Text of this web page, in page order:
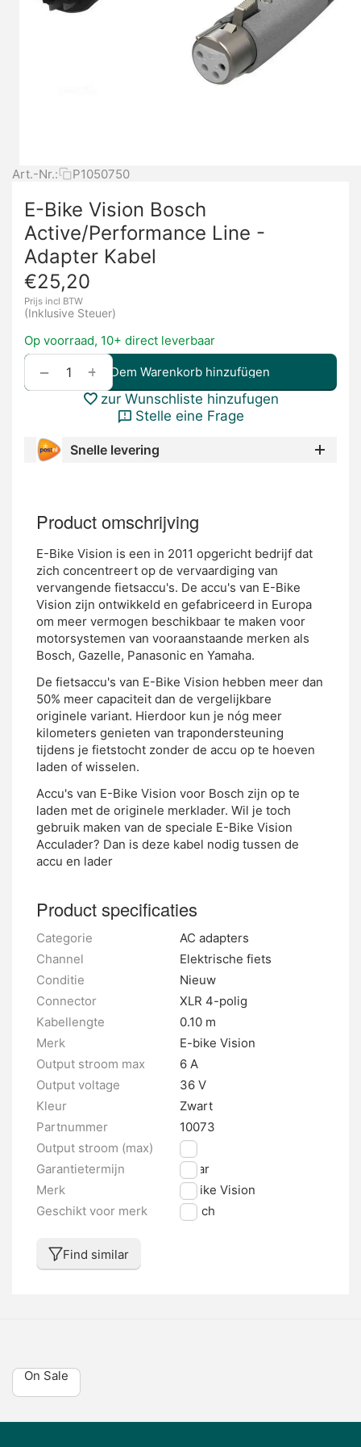
Art.-Nr.: P1050750
E-Bike Vision Bosch
Active/Performance Line -
Adapter Kabel
€25,20
Prijs incl BTW
(Inklusive Steuer)
Op voorraad, 10+ direct leverbaar
+
− Dem Warenkorb hinzufügen
zur Wunschliste hinzufugen
Stelle eine Frage
Snelle levering
Product omschrijving
E-Bike Vision is een in 2011 opgericht bedrijf dat
zich concentreert op de vervaardiging van
vervangende fietsaccu's. De accu's van E-Bike
Vision zijn ontwikkeld en gefabriceerd in Europa
om meer vermogen beschikbaar te maken voor
motorsystemen van vooraanstaande merken als
Bosch, Gazelle, Panasonic en Yamaha.
De fietsaccu's van E-Bike Vision hebben meer dan
50% meer capaciteit dan de vergelijkbare
originele variant. Hierdoor kun je nóg meer
kilometers genieten van trapondersteuning
tijdens je fietstocht zonder de accu op te hoeven
laden of wisselen.
Accu's van E-Bike Vision voor Bosch zijn op te
laden met de originele merklader. Wil je toch
gebruik maken van de speciale E-Bike Vision
Acculader? Dan is deze kabel nodig tussen de
accu en lader
Product specificaties
Categorie
AC adapters
Channel
Elektrische fiets
Conditie
Nieuw
Connector
XLR 4-polig
Kabellengte
0.10 m
Merk
E-bike Vision
Output stroom max
6 A
Output voltage
36 V
Kleur
Zwart
Partnummer
10073
Output stroom (max)
6 A
Garantietermijn
1 jaar
Merk
E-bike Vision
Geschikt voor merk
Bosch
Find similar
On Sale